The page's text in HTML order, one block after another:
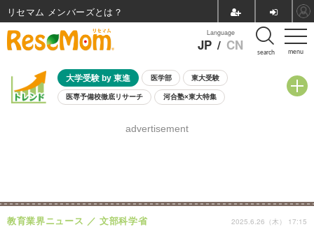
menu
Language
JP / CN search
大学受験 by 東進 医学部 東大受験
医専予備校徹底リサーチ 河合塾×東大特集
8月開催学校説明会・相談会
advertisement
教育業界ニュース 文部科学省 2025.6.26（木） 17:15
リセマム メンバーズ